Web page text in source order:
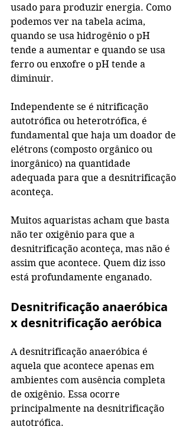
usado para produzir energia. Como
podemos ver na tabela acima,
quando se usa hidrogênio o pH
tende a aumentar e quando se usa
ferro ou enxofre o pH tende a
diminuir.
Independente se é nitrificação
autotrófica ou heterotrófica, é
fundamental que haja um doador de
elétrons (composto orgânico ou
inorgânico) na quantidade
adequada para que a desnitrificação
aconteça.
Muitos aquaristas acham que basta
não ter oxigênio para que a
desnitrificação aconteça, mas não é
assim que acontece. Quem diz isso
está profundamente enganado.
Desnitrificação anaeróbica
x desnitrificação aeróbica
A desnitrificação anaeróbica é
aquela que acontece apenas em
ambientes com ausência completa
de oxigênio. Essa ocorre
principalmente na desnitrificação
autotrófica.